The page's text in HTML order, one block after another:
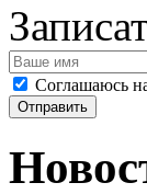
Соглашаюсь